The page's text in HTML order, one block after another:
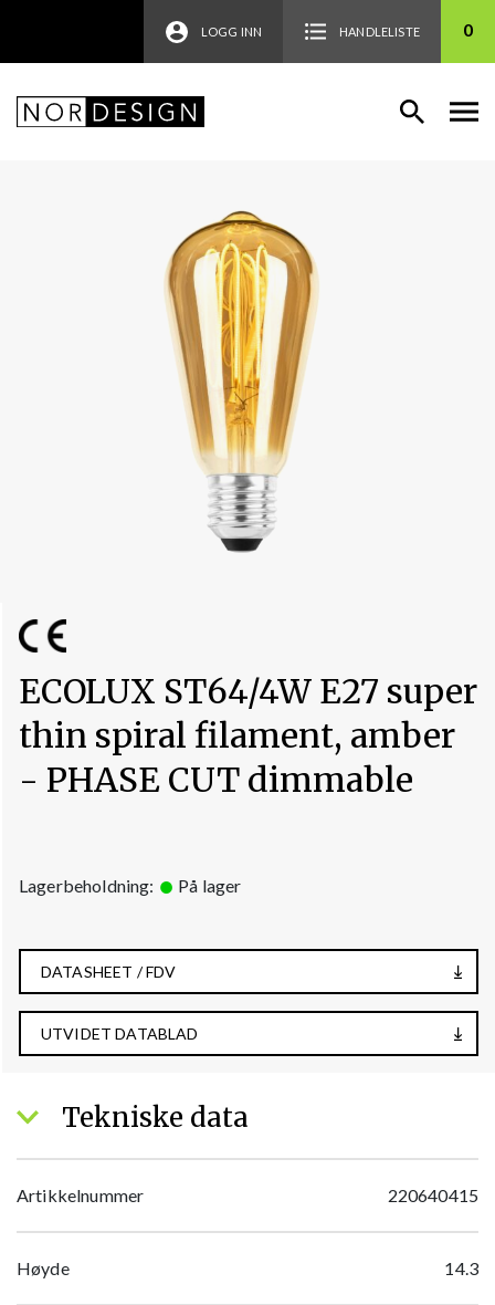
LOGG INN HANDLELISTE 0
ECOLUX ST64/4W E27 super
thin spiral filament, amber
- PHASE CUT dimmable
Lagerbeholdning: På lager
DATASHEET / FDV
UTVIDET DATABLAD
Tekniske data
Artikkelnummer 220640415
Høyde 14.3